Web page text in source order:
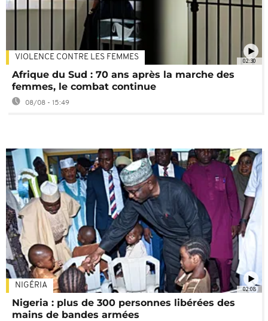
02:30
VIOLENCE CONTRE LES FEMMES
Afrique du Sud : 70 ans après la marche des
femmes, le combat continue
08/08 - 15:49
02:08
NIGÉRIA
Nigeria : plus de 300 personnes libérées des
mains de bandes armées